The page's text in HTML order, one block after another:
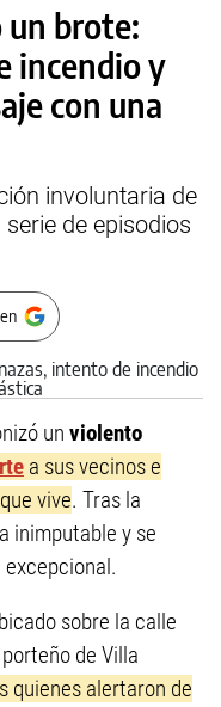
un brote:
incendio y
con una
involuntaria de
de episodios
un violento
a sus vecinos e
vive. Tras la
inimputable y se
sobre la calle
de Villa
quienes alertaron de